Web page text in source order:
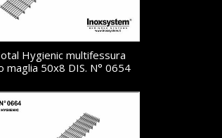
Hygienic multifessura
maglia 50x8 DIS. N° 0654